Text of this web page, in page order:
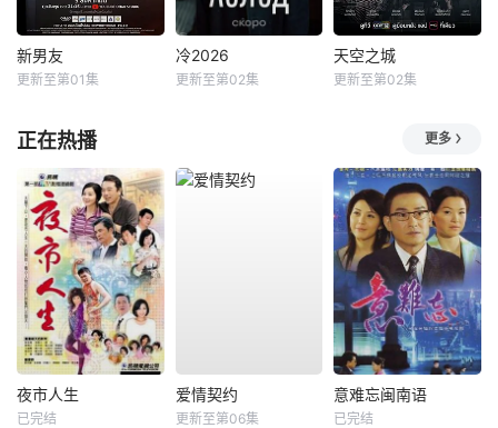
新男友
更新至第01集
冷2026
更新至第02集
天空之城
更新至第02集
正在热播 更多
夜市人生
已完结
爱情契约
更新至第06集
意难忘闽南语
已完结